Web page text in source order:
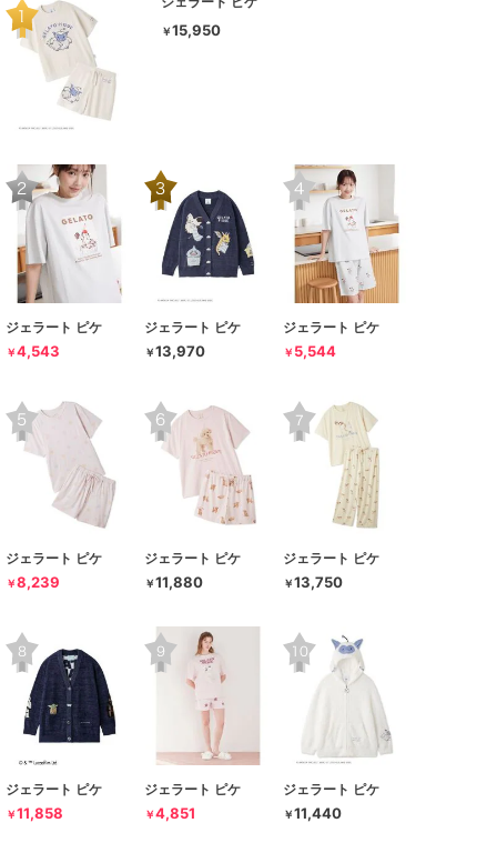
￥15,950
ジェラート ピケ
￥4,543
ジェラート ピケ
￥13,970
ジェラート ピケ
￥ 5,544
ジェラート ピケ
￥8,239
ジェラート ピケ
￥11,880
ジェラート ピケ
￥13,750
ジェラート ピケ
￥11,858
ジェラート ピケ
￥4,851
ジェラート ピケ
￥11,440